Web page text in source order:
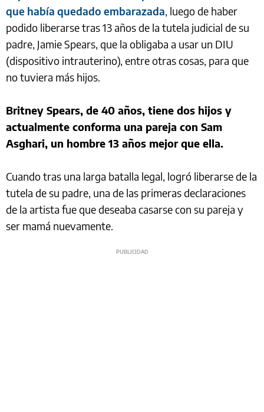
que había quedado embarazada, luego de haber
podido liberarse tras 13 años de la tutela judicial de su
padre, Jamie Spears, que la obligaba a usar un DIU
(dispositivo intrauterino), entre otras cosas, para que
no tuviera más hijos.
Britney Spears, de 40 años, tiene dos hijos y
actualmente conforma una pareja con Sam
Asghari, un hombre 13 años mejor que ella.
Cuando tras una larga batalla legal, logró liberarse de la
tutela de su padre, una de las primeras declaraciones
de la artista fue que deseaba casarse con su pareja y
ser mamá nuevamente.